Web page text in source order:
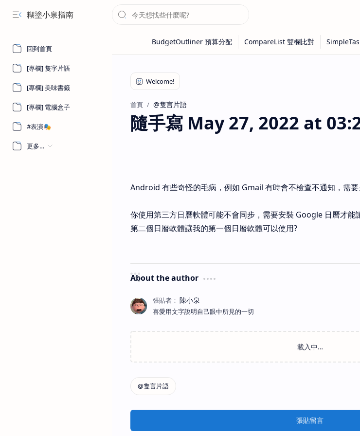
糊塗小泉指南
回到首頁
[專欄] 隻字片語
[專欄] 美味書籤
[專欄] 電腦盒子
#表演🎭
更多…
首頁 @隻言片語
隨手寫 May 27, 2022 at
Android 有些奇怪的毛病，例如 Gmail 有時會不檢查不通知，需要
你使用第三方日曆軟體可能不會同步，需要安裝 Google 日曆才能
第二個日曆軟體讓我的第一個日曆軟體可以使用?
About the author
喜愛用文字說明自己眼中所見的一切
張貼留言